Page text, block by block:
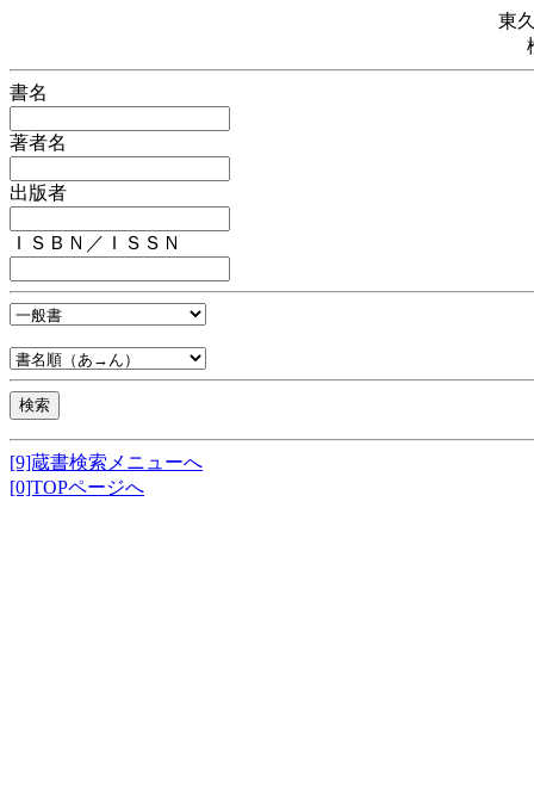
東
書名
著者名
出版者
ＩＳＢＮ／ＩＳＳＮ
[9]蔵書検索メニューへ
[0]TOPページへ